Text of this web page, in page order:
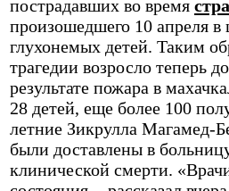
пострадавших во время
произошедшего 10 апреля в
глухонемых детей. Таким
трагедии возросло теперь
результате пожара в
28 детей, еще более 100
летние Зикрулла Магамед-
были доставлены в
клинической смерти.